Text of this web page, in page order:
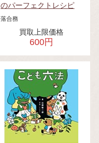
のパーフェクトレシピ
落合務
買取上限価格
600円